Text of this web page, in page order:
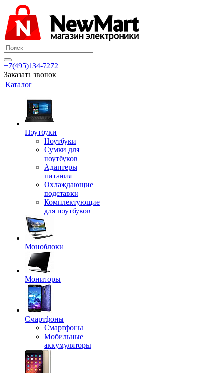
+7(495)134-7272
Заказать звонок
Каталог
Ноутбуки
Ноутбуки
Сумки для
ноутбуков
Адаптеры
питания
Охлаждающие
подставки
Комплектующие
для ноутбуков
Моноблоки
Мониторы
Смартфоны
Смартфоны
Мобильные
аккумуляторы